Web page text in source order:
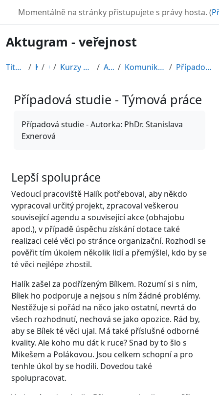
TURBO
Momentálně na stránky přistupujete s právy hosta. (
Aktugram - veřejnost
Titulní stránka Kurzy CDV Kurzy připravené v rámci ESF AKTUGRAM Komunikace v pracovním prostředí Případová studie - Týmová práce
Případová studie - Týmová práce
Případová studie - Autorka: PhDr. Stanislava
Exnerová
Lepší spolupráce
Vedoucí pracoviště Halík potřeboval, aby někdo
vypracoval určitý projekt, zpracoval veškerou
související agendu a související akce (obhajobu
apod.), v případě úspěchu získání dotace také
realizaci celé věci po stránce organizační. Rozhodl se
pověřit tím úkolem několik lidí a přemýšlel, kdo by se
té věci nejlépe zhostil.
Halík zašel za podřízeným Bílkem. Rozumí si s ním,
Bílek ho podporuje a nejsou s ním žádné problémy.
Nestěžuje si pořád na něco jako ostatní, nevrtá do
všech rozhodnutí, nechová se jako opozice. Rád by,
aby se Bílek té věci ujal. Má také příslušné odborné
kvality. Ale koho mu dát k ruce? Snad by to šlo s
Mikešem a Polákovou. Jsou celkem schopní a pro
tenhle úkol by se hodili. Dovedou také
spolupracovat.